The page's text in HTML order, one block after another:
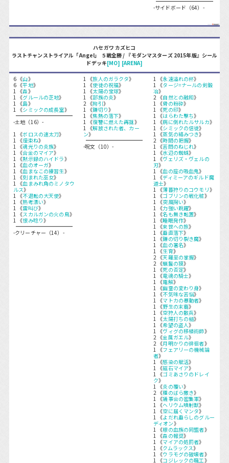
-サイドボード（64）-
ハセガワ カズヒコ
ラストチャンストライアル「Angel」 ５戦全勝 / 『モダンマスターズ 2015年版』シール
ドデッキ[MO] [ARENA]
6 《山》
6 《平地》
1 《森》
1 《グルールの芝地》
1 《島》
1 《シミックの成長室》
-土地（16）-
1 《ボロスの速太刀》
1 《煙束ね》
1 《魂光りの炎族》
1 《合金のマイア》
1 《黙示録のハイドラ》
1 《血のオーガ》
1 《血まなこの練習生》
1 《刻まれた巫女》
1 《血まみれ角のミノタウ
ルス》
1 《不退転の大天使》
1 《熟考漂い》
1 《雷叫び》
1 《スカルガンの火の鳥》
1 《恨み唸り》
-クリーチャー（14）-
1 《旅人のガラクタ》
1 《使徒の祝福》
1 《太陽の宝球》
1 《部族の炎》
2 《拘引》
1 《鎌切り》
1 《焦熱の落下》
1 《復讐に燃えた再誕》
1 《解放された者、カー
ン》
-呪文（10）-
1 《永遠溢れの杯》
1 《タージ=ナールの剣鍛
冶》
2 《自然との融和》
1 《骨の粉砕》
1 《死の印》
1 《はらわた撃ち》
1 《病に倒れたルサルカ》
1 《シミックの信徒》
1 《蒸気の絡みつき》
2 《時間の把握》
1 《苦悶のねじれ》
1 《水辺の蜘蛛》
1 《ヴェリズ・ヴェルの
刃》
1 《血の座の吸血鬼》
1 《ディミーアのギルド魔
道士》
1 《薄暮狩りのコウモリ》
1 《ゴブリンの戦化粧》
1 《突風掬い》
1 《力強い跳躍》
1 《名も無き転置》
1 《睡眠発作》
1 《来世への旅》
1 《垂直落下》
1 《鎌の切り裂き魔》
1 《血の署名》
1 《生育》
2 《天羅至の掌握》
2 《蝋鬣の獏》
1 《死の否定》
1 《竜魂の騎士》
1 《電解》
1 《幽霊の変わり身》
1 《不気味な苦悩》
1 《マトカの暴動者》
1 《野生の末裔》
1 《空狩人の散兵》
1 《太陽打ちの槌》
1 《希望の盗人》
1 《ヴィグの移植術師》
2 《金属ガエル》
2 《月明かりの徘徊者》
1 《フェアリーの機械論
者》
1 《感染の賦活》
1 《磁石マイア》
1 《ゴミあさりのドレイ
ク》
1 《炎の覆い》
2 《種のばら撒き》
1 《議事会の密集軍》
1 《ヘリウム噴射獣》
1 《空に届くマンタ》
1 《よだれ垂らしのグルー
ディオン》
1 《根の血族の同盟者》
1 《森の報奨》
1 《マイアの処罰者》
1 《クムラックス》
1 《ウラモグの破壊者》
1 《コジレックの職工》